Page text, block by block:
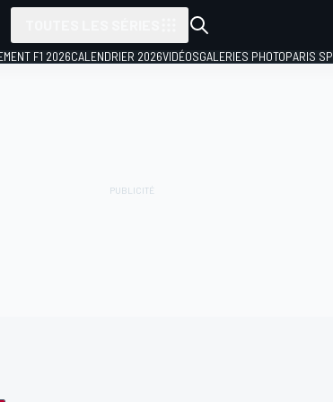
F1 2026CALENDRIER 2026VIDÉOSGALERIES PHOTOPARIS